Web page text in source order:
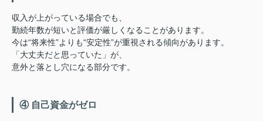
収入が上がっている場合でも、
勤続年数が短いと評価が厳しくなることがあります。
今は“将来性”よりも“安定性”が重視される傾向があります。
「大丈夫だと思っていた」が、
意外と落とし穴になる部分です。
④ 自己資金がゼロ